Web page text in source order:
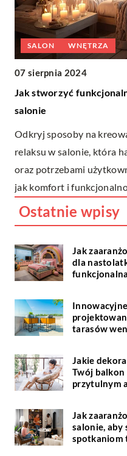
w
strefy
ze stylem
się,
w parze.
PIĘKNY OGRÓD
08 kwietnia 2025
Jak wybrać
nawadniający do
wybór
dla Twojego
zwrócić uwagę,
piękny i dobrze
Ostatnie wpisy
Jak
dla
tarasów
Jakie
Twój balkon
przytulnym
Jak
salonie, aby
spotkaniom